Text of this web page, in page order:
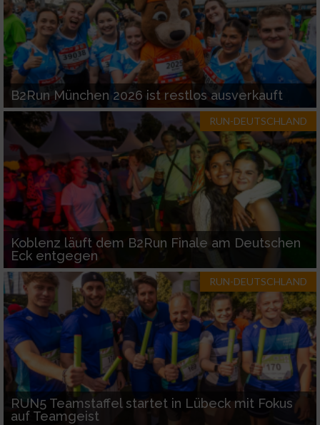
B2Run München 2026 ist restlos ausverkauft
RUN-DEUTSCHLAND
Koblenz läuft dem B2Run Finale am Deutschen
Eck entgegen
RUN-DEUTSCHLAND
RUN5 Teamstaffel startet in Lübeck mit Fokus
auf Teamgeist